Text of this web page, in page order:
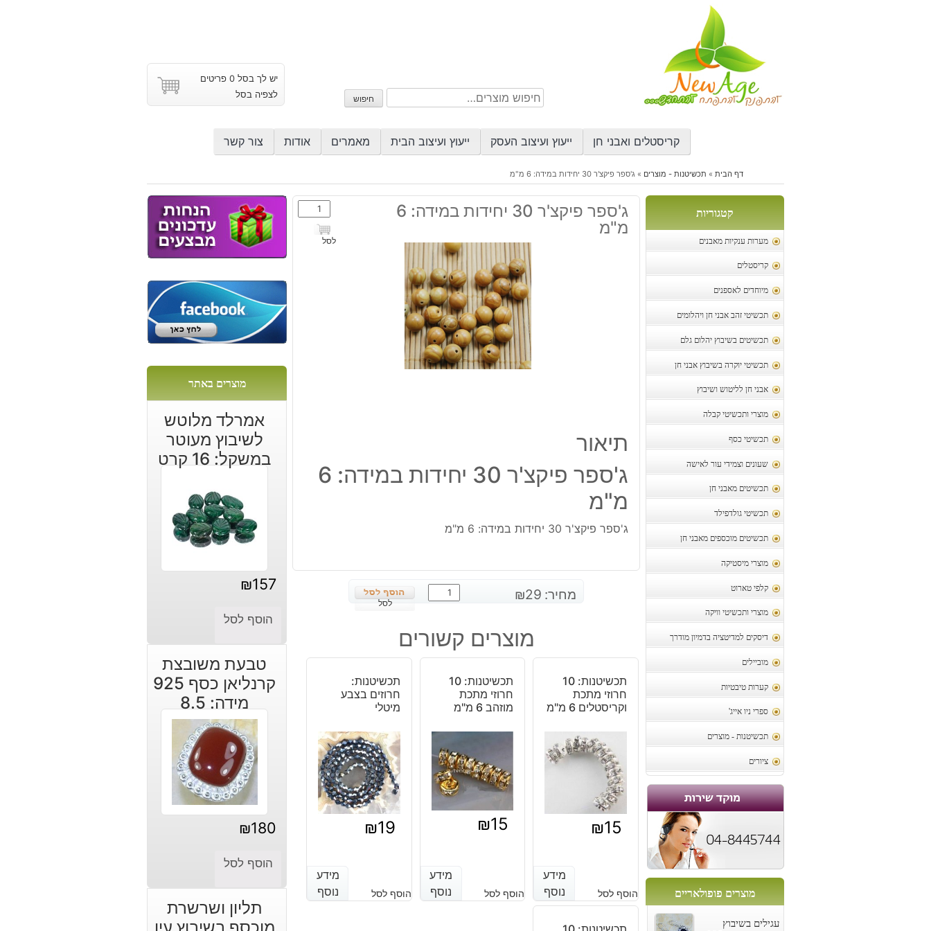
חיפוש
עבור:
חיפוש
יש לך בסל 0 פריטים
לצפיה בסל
קריסטלים ואבני חן ייעוץ ועיצוב העסק ייעוץ ועיצוב הבית מאמרים אודות צור קשר
דף הבית » תכשיטנות - מוצרים »ג'ספר פיקצ'ר 30 יחידות במידה: 6 מ"מ
קטגוריות
מערות ענקיות מאבנים
קריסטלים
מיוחדים לאספנים
תכשיטי זהב אבני חן ויהלומים
תכשיטים בשיבוץ יהלום גלם
תכשיטי יוקרה בשיבוץ אבני חן
אבני חן לליטוש ושיבוץ
מוצרי ותכשיטי קבלה
תכשיטי כסף
שעונים וצמידי עור לאישה
תכשיטים מאבני חן
תכשיטי גולדפילד
תכשיטים מוכספים מאבני חן
מוצרי מיסטיקה
קלפי טארוט
מוצרי ותכשיטי וויקה
דיסקים למדיטציה בדמיון מודרך
מוביילים
קערות טיבטיות
ספרי ניו אייג'
תכשיטנות - מוצרים
ציורים
מוצרים פופולאריים
עגילים בשיבוץ
ג'ספר פיקצ'ר 30 יחידות במידה: 6
מ"מ
כמות
של
ג'ספר
לסל
תיאור
ג'ספר פיקצ'ר 30 יחידות במידה: 6
מ"מ
ג'ספר פיקצ'ר 30 יחידות במידה: 6 מ"מ
מחיר: ₪29
כמות
של
פיקצ'ר
30
במידה:
6
לסל
מוצרים קשורים
תכשיטנות: 10
חרוזי מתכת
וקריסטלים 6 מ"מ
₪15
מידע
נוסף
הוסף לסל
מידע
נוסף
תכשיטנות: 10
חרוזי מתכת
מוזהב 6 מ"מ
₪15
מידע
נוסף
הוסף לסל
מידע
נוסף
תכשיטנות:
חרוזים בצבע
מיטלי
₪19
מידע
נוסף
הוסף לסל
מידע
נוסף
מוצרים באתר
אמרלד מלוטש
לשיבוץ מעוטר
במשקל: 16 קרט
₪157
הוסף לסל
טבעת משובצת
קרנליאן כסף 925
מידה: 8.5
₪180
הוסף לסל
תליון ושרשרת
מוכסף בשיבוץ עין